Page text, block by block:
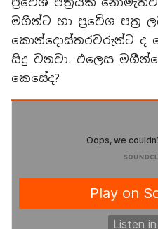
මගීන්ට හා ප්‍රවේශ පත්‍ර
කොන්දොස්තරවරුන්ට ද
සිදු වනවා. එලෙස
කෙසේද?